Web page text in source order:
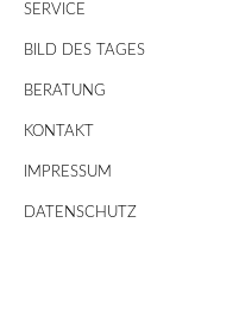
SERVICE
BILD DES TAGES
BERATUNG
KONTAKT
IMPRESSUM
DATENSCHUTZ